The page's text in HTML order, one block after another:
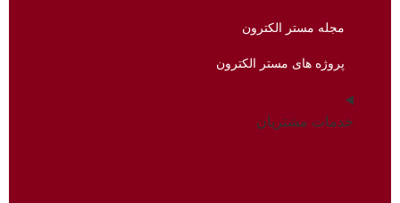
مجله مستر الکترون
پروژه های مستر الکترون
خدمات مشتریان